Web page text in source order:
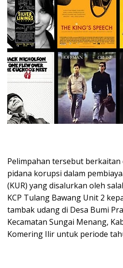
Pelimpahan tersebut
pidana korupsi dalam
(KUR) yang disalurkan oleh
KCP Tulang Bawang Unit 2
tambak udang di Desa Bumi
Kecamatan Sungai Menang,
Komering Ilir untuk periode